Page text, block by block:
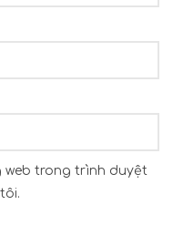
web trong trình duyệt